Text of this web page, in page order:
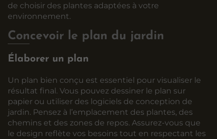
de choisir des plantes adaptées à votre
environnement.
Concevoir le plan du jardin
Élaborer un plan
Un plan bien conçu est essentiel pour visualiser le
résultat final. Vous pouvez dessiner le plan sur
papier ou utiliser des logiciels de conception de
jardin. Pensez à l’emplacement des plantes, des
chemins et des zones de repos. Assurez-vous que
le design reflète vos besoins tout en respectant les